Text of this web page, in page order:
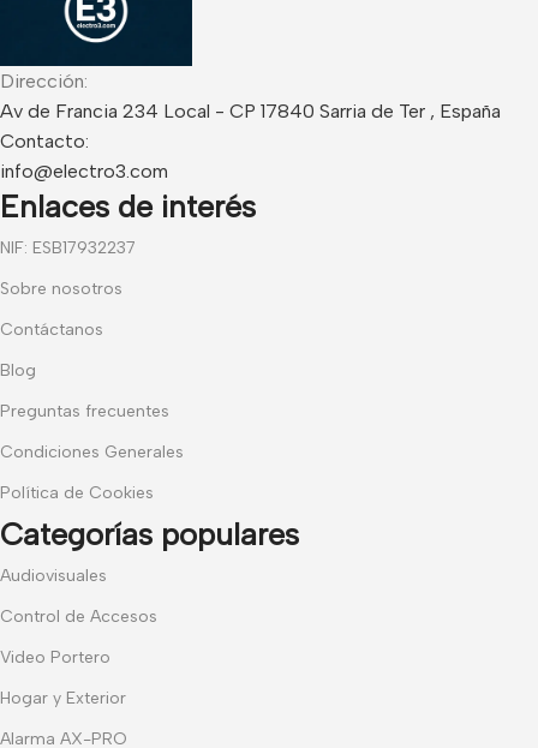
Dirección:
Av de Francia 234 Local - CP 17840 Sarria de Ter , España
Contacto:
info@electro3.com
Enlaces de interés
NIF: ESB17932237
Sobre nosotros
Contáctanos
Blog
Preguntas frecuentes
Condiciones Generales
Política de Cookies
Categorías populares
Audiovisuales
Control de Accesos
Video Portero
Hogar y Exterior
Alarma AX-PRO